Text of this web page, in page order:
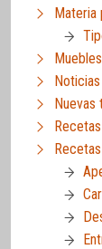
Materia
Nuevas